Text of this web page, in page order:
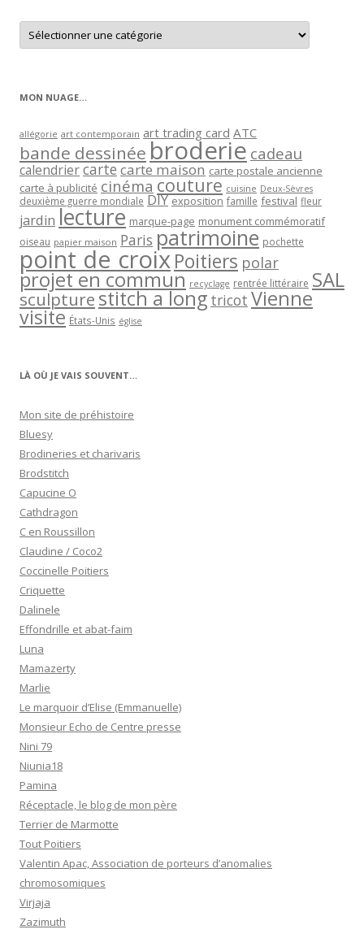
Retrouver
les
articles
MON NUAGE…
allégorie art contemporain art trading card ATC
bande dessinée broderie cadeau
calendriercartecarte maison carte postale ancienne
carte à publicité cinéma couture cuisine Deux-Sèvres
deuxième guerre mondiale DIY exposition famille festival fleur
jardin lecture marque-page monument commémoratif
oiseau papier maison Paris patrimoine pochette
point de croixPoitiers polar
projet en commun recyclage rentrée littéraire SAL
sculpturestitch a long tricot Vienne
visite États-Unis église
LÀ OÙ JE VAIS SOUVENT…
Mon site de préhistoire
Bluesy
Brodineries et charivaris
Brodstitch
Capucine O
Cathdragon
C en Roussillon
Claudine / Coco2
Coccinelle Poitiers
Criquette
Dalinele
Effondrille et abat-faim
Luna
Mamazerty
Marlie
Le marquoir d’Elise (Emmanuelle)
Monsieur Echo de Centre presse
Nini 79
Niunia18
Pamina
Réceptacle, le blog de mon père
Terrier de Marmotte
Tout Poitiers
Valentin Apac, Association de porteurs d’anomalies
chromosomiques
Virjaja
Zazimuth